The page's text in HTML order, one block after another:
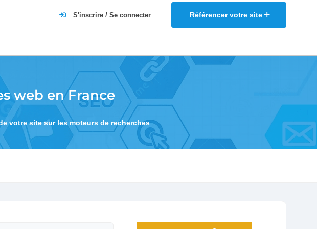
Référencer votre site
S'inscrire / Se connecter
web en France
votre site sur les moteurs de recherches